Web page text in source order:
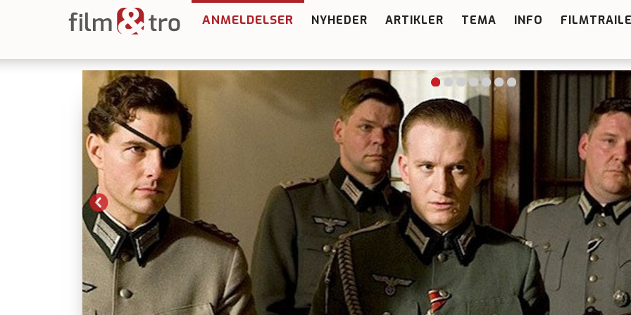
ANMELDELSER NYHEDER ARTIKLER TEMA INFO